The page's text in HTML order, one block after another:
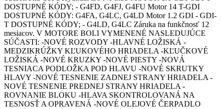
DOSTUPNÉ KÓDY; - G4FD, G4FJ, G4FU Motor 14 T-GDI
DOSTUPNÉ KÓDY: G4FA, G4LC, G4LD Motor 1.2 GDI - GDI-
T DOSTUPNÉ KÓDY; - G4LD, G4LC Záruka na funkčnosť 12
mesiacov. V MOTORE BOLI VYMENENÉ NASLEDUJÚCE
SÚČASTI: -NOVÉ ROZVODY -HLAVNÉ LOŽISKÁ -
MEDZIKRÚŽKY KĽUKOVÉHO HRIADELA -KĽUČKOVÉ
LOŽISKÁ -NOVÉ KRUZKY -NOVÉ PIESTY -NOVÁ
TESNIACA PODLOŽKA POD HLAVU -NOVÉ SKRUTKY
HLAVY -NOVÉ TESNENIE ZADNEJ STRANY HRIADELA -
NOVÉ TESNENIE PREDNEJ STRANY HRIADELA -
ROVNANIE BLOKU -HLAVA SKONTROLOVANÁ NA
TESNOSŤ A OPRAVENÁ -NOVÉ OLEJOVÉ ČERPADLO